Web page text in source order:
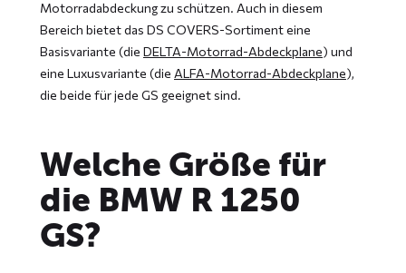
Motorradabdeckung zu schützen. Auch in diesem
Bereich bietet das DS COVERS-Sortiment eine
Basisvariante (die DELTA-Motorrad-Abdeckplane) und
eine Luxusvariante (die ALFA-Motorrad-Abdeckplane),
die beide für jede GS geeignet sind.
Welche Größe für
die BMW R 1250
GS?